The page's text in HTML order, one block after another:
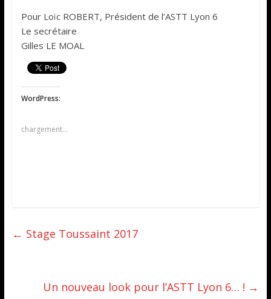
Pour Loïc ROBERT, Président de l’ASTT Lyon 6
Le secrétaire
Gilles LE MOAL
WordPress:
chargement…
← Stage Toussaint 2017
Un nouveau look pour l’ASTT Lyon 6… ! →